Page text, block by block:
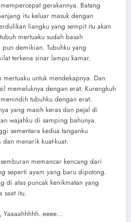
gerakannya. Batang
itu keluar masuk dengan
liangku yang sempit itu akan
mertuaku sudah basah
demikian. Tubuhku yang
terkena sinar lampu kamar.
untuk mendekapnya. Dan
memeluknya dengan erat. Kurengkuh
tubuhku dengan erat.
yang masih keras dan pejal di
wajahku di samping bahunya.
sementara kedua tanganku
menarik kuat-kuat.
memancar kencang dari
seperti ayam yang baru dipotong.
di atas puncak kenikmatan yang
saat itu.
Yaaaahhhhh..eeee…